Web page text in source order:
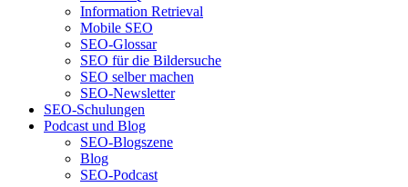
Information Retrieval
Mobile SEO
SEO-Glossar
SEO für die Bildersuche
SEO selber machen
SEO-Newsletter
SEO-Schulungen
Podcast und Blog
SEO-Blogszene
Blog
SEO-Podcast